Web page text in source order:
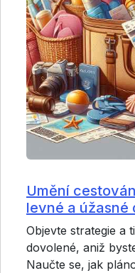
Umění
levné a úžasné
Objevte strategie a
dovolené, aniž
Naučte se, jak